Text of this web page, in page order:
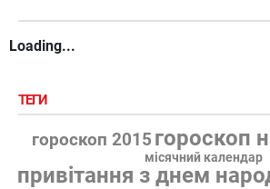
Loading...
ТЕГИ
гороскоп 2015 гороскоп
місячний календар
привітання з днем